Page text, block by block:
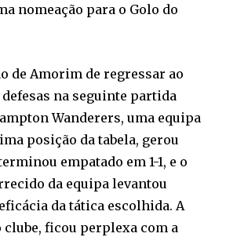
nomeação para o Golo do
de Amorim de regressar ao
na seguinte partida
Wanderers, uma equipa
posição da tabela, gerou
empatado em 1-1, e o
da equipa levantou
da tática escolhida. A
clube, ficou perplexa com a